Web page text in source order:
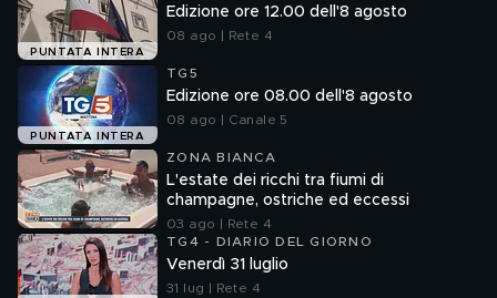
PUNTATA INTERA
Edizione ore 12.00 dell'8 agosto
08 ago | Rete 4
PUNTATA INTERA
TG5
Edizione ore 08.00 dell'8 agosto
08 ago | Canale 5
ZONA BIANCA
L'estate dei ricchi tra fiumi di
champagne, ostriche ed eccessi
03 ago | Rete 4
TG4 - DIARIO DEL GIORNO
Venerdì 31 luglio
31 lug | Rete 4